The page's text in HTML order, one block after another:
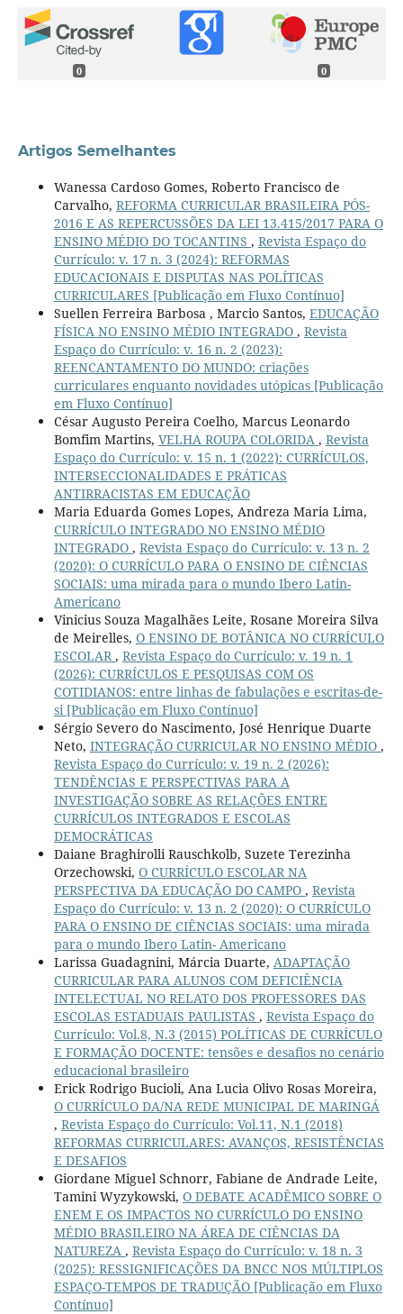
0 0
Artigos Semelhantes
Wanessa Cardoso Gomes, Roberto Francisco de
Carvalho, REFORMA CURRICULAR BRASILEIRA PÓS-
2016 E AS REPERCUSSÕES DA LEI 13.415/2017 PARA O
ENSINO MÉDIO DO TOCANTINS , Revista Espaço do
Currículo: v. 17 n. 3 (2024): REFORMAS
EDUCACIONAIS E DISPUTAS NAS POLÍTICAS
CURRICULARES [Publicação em Fluxo Contínuo]
Suellen Ferreira Barbosa , Marcio Santos, EDUCAÇÃO
FÍSICA NO ENSINO MÉDIO INTEGRADO , Revista
Espaço do Currículo: v. 16 n. 2 (2023):
REENCANTAMENTO DO MUNDO: criações
curriculares enquanto novidades utópicas [Publicação
em Fluxo Contínuo]
César Augusto Pereira Coelho, Marcus Leonardo
Bomfim Martins, VELHA ROUPA COLORIDA , Revista
Espaço do Currículo: v. 15 n. 1 (2022): CURRÍCULOS,
INTERSECCIONALIDADES E PRÁTICAS
ANTIRRACISTAS EM EDUCAÇÃO
Maria Eduarda Gomes Lopes, Andreza Maria Lima,
CURRÍCULO INTEGRADO NO ENSINO MÉDIO
INTEGRADO , Revista Espaço do Currículo: v. 13 n. 2
(2020): O CURRÍCULO PARA O ENSINO DE CIÊNCIAS
SOCIAIS: uma mirada para o mundo Ibero Latin-
Americano
Vinicius Souza Magalhães Leite, Rosane Moreira Silva
de Meirelles, O ENSINO DE BOTÂNICA NO CURRÍCULO
ESCOLAR , Revista Espaço do Currículo: v. 19 n. 1
(2026): CURRÍCULOS E PESQUISAS COM OS
COTIDIANOS: entre linhas de fabulações e escritas-de-
si [Publicação em Fluxo Contínuo]
Sérgio Severo do Nascimento, José Henrique Duarte
Neto, INTEGRAÇÃO CURRICULAR NO ENSINO MÉDIO ,
Revista Espaço do Currículo: v. 19 n. 2 (2026):
TENDÊNCIAS E PERSPECTIVAS PARA A
INVESTIGAÇÃO SOBRE AS RELAÇÕES ENTRE
CURRÍCULOS INTEGRADOS E ESCOLAS
DEMOCRÁTICAS
Daiane Braghirolli Rauschkolb, Suzete Terezinha
Orzechowski, O CURRÍCULO ESCOLAR NA
PERSPECTIVA DA EDUCAÇÃO DO CAMPO , Revista
Espaço do Currículo: v. 13 n. 2 (2020): O CURRÍCULO
PARA O ENSINO DE CIÊNCIAS SOCIAIS: uma mirada
para o mundo Ibero Latin- Americano
Larissa Guadagnini, Márcia Duarte, ADAPTAÇÃO
CURRICULAR PARA ALUNOS COM DEFICIÊNCIA
INTELECTUAL NO RELATO DOS PROFESSORES DAS
ESCOLAS ESTADUAIS PAULISTAS , Revista Espaço do
Currículo: Vol.8, N.3 (2015) POLÍTICAS DE CURRÍCULO
E FORMAÇÃO DOCENTE: tensões e desafios no cenário
educacional brasileiro
Erick Rodrigo Bucioli, Ana Lucia Olivo Rosas Moreira,
O CURRÍCULO DA/NA REDE MUNICIPAL DE MARINGÁ
, Revista Espaço do Currículo: Vol.11, N.1 (2018)
REFORMAS CURRICULARES: AVANÇOS, RESISTÊNCIAS
E DESAFIOS
Giordane Miguel Schnorr, Fabiane de Andrade Leite,
Tamini Wyzykowski, O DEBATE ACADÊMICO SOBRE O
ENEM E OS IMPACTOS NO CURRÍCULO DO ENSINO
MÉDIO BRASILEIRO NA ÁREA DE CIÊNCIAS DA
NATUREZA , Revista Espaço do Currículo: v. 18 n. 3
(2025): RESSIGNIFICAÇÕES DA BNCC NOS MÚLTIPLOS
ESPAÇO-TEMPOS DE TRADUÇÃO [Publicação em Fluxo
Contínuo]